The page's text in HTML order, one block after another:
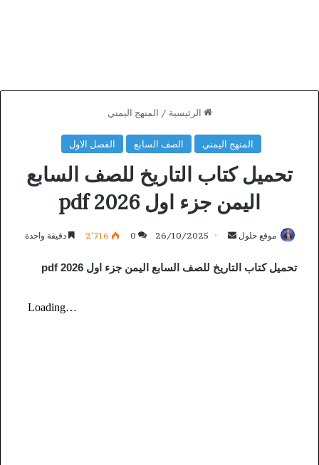
الرئيسية / المنهج اليمني
المنهج اليمني الصف السابع الفصل الاول
تحميل كتاب التاريخ للصف السابع
اليمن جزء اول 2026 pdf
موقع حلول
أرسل
إلكترونيا
26/10/2025
0 2٬716 دقيقة واحدة
تحميل كتاب التاريخ للصف السابع اليمن جزء اول 2026 pdf